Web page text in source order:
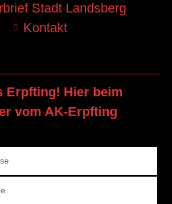
Stadt Landsberg
Kontakt
Erpfting! Hier beim
vom AK-Erpfting